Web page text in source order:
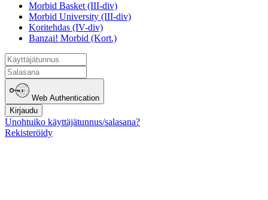
Morbid Basket (III-div)
Morbid University (III-div)
Koritehdas (IV-div)
Banzai! Morbid (Kort.)
Web Authentication
Kirjaudu
Unohtuiko käyttäjätunnus/salasana?
Rekisteröidy